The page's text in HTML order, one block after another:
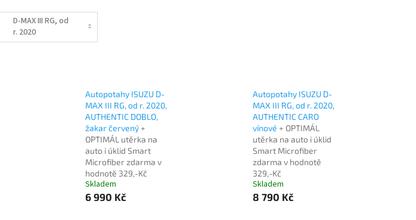
D-MAX III RG, od
r. 2020
Autopotahy ISUZU D-
MAX III RG, od r. 2020,
AUTHENTIC DOBLO,
žakar červený +
OPTIMÁL utěrka na
auto i úklid Smart
Microfiber zdarma v
hodnotě 329,-Kč
Skladem
6 990 Kč
Autopotahy ISUZU D-
MAX III RG, od r. 2020,
AUTHENTIC CARO
vínové + OPTIMÁL
utěrka na auto i úklid
Smart Microfiber
zdarma v hodnotě
329,-Kč
Skladem
8 790 Kč